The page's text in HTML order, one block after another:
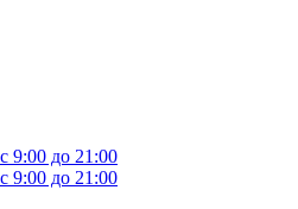
9:00 до 21:00
9:00 до 21:00